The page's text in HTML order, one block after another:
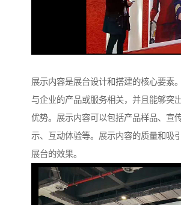
展示内容是展台设计和搭建的核心要素
与企业的产品或服务相关，并且能够突
优势。展示内容可以包括产品样品、宣
示、互动体验等。展示内容的质量和吸
展台的效果。